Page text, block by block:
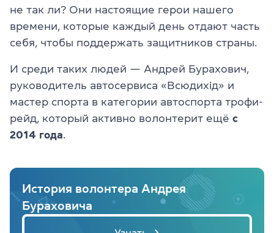
(044) 580 11 00
(050) 580 11 00
(063) 580 11 00
г. Киев, метро Золотые Ворота, ул. Ярославов Вал, 13/2-б,
не так ли? Они настоящие герои нашего
времени, которые каждый день отдают часть
себя, чтобы поддержать защитников страны.
И среди таких людей — Андрей Бурахович,
руководитель автосервиса «Всюдихід» и
мастер спорта в категории автоспорта трофи-
рейд, который активно волонтерит ещё с
2014 года.
История волонтера Андрея
Бураховича